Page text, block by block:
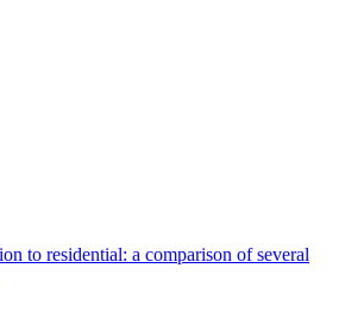
to residential: a comparison of several